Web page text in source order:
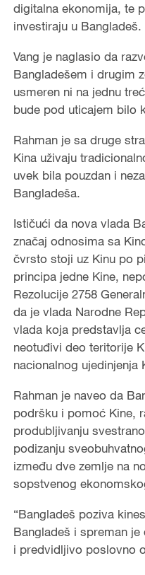
digitalna ekonomija, te
investiraju u Bangladeš.
Vang je naglasio da
Bangladešem i drugim
usmeren ni na jednu
bude pod uticajem bilo
Rahman je sa druge
Kina uživaju
uvek bila pouzdan i
Bangladeša.
Ističući da nova vlada
značaj odnosima sa
čvrsto stoji uz Kinu po
principa jedne Kine,
Rezolucije 2758
da je vlada Narodne
vlada koja predstavlja
neotuđivi deo teritorije
nacionalnog ujedinjenja
Rahman je naveo da
podršku i pomoć Kine,
produbljivanju
podizanju
između dve zemlje na
sopstvenog
“Bangladeš poziva
Bangladeš i spreman
i predvidljivo poslovno